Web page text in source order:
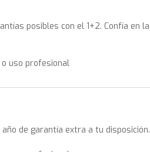
posibles con el 1+2. Confía en la
uso profesional
de garantía extra a tu disposición.